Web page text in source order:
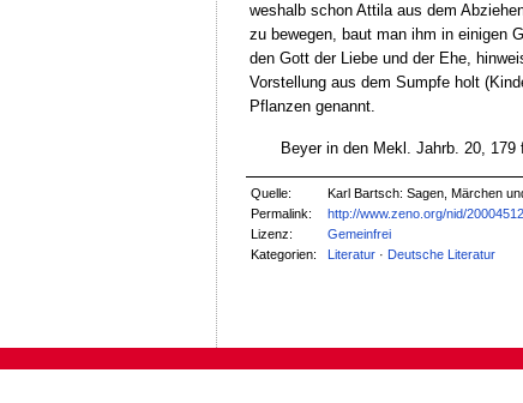
weshalb schon Attila aus dem
zu bewegen, baut man ihm in einigen
den Gott der Liebe und der Ehe,
Vorstellung aus dem Sumpfe holt
Pflanzen genannt.
Beyer in den Mekl. Jahrb. 20,
Quelle:
Karl Bartsch: Sagen, Märchen
Permalink:
http://www.zeno.org/nid/
Lizenz:
Gemeinfrei
Kategorien:
Literatur · Deutsche Literatur